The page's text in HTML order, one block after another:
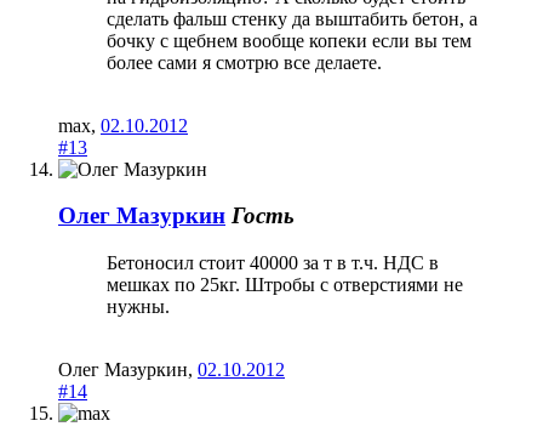
сделать фальш стенку да выштабить бетон, а
бочку с щебнем вообще копеки если вы тем
более сами я смотрю все делаете.
max, 02.10.2012
#13
Олег Мазуркин Гость
Бетоносил стоит 40000 за т в т.ч. НДС в
мешках по 25кг. Штробы с отверстиями не
нужны.
Олег Мазуркин, 02.10.2012
#14